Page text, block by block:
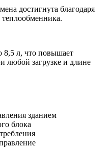
достигнута благодаря
8,5 л, что повышает
любой загрузке и длине
зданием
блока